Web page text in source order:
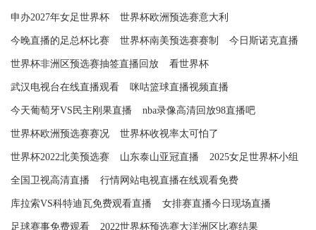
申办2027年女足世界杯 世界杯欧洲预选赛意大利
今晚直播的足总杯比赛 世界杯南美预选赛赛制 今日斯诺克直播
世界杯非洲区预选赛抽签直播回放 看世界杯
武汉电视台在线直播观看 咪咕篮球直播视频直播
今天葡萄牙VS民主刚果直播 nba录像高清回放98直播吧
世界杯欧洲预选赛赛况 世界杯收视率太可怕了
世界杯2022北美预选赛 山东泰山亚冠直播 2025女足世界杯小组
全国卫视高清直播 行情网站电视直播在线观看免费
库拉索VS科特迪瓦免费观看直播 女排赛直播今日现场直播
足球赛事免费观看 2022世界杯预选赛大洋洲区比赛结果